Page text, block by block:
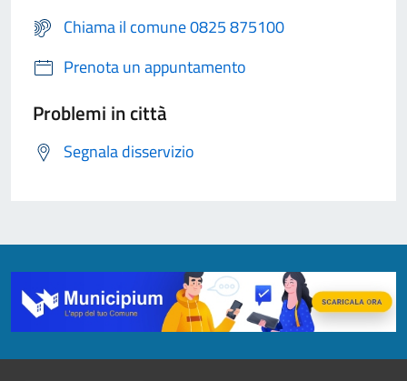
Chiama il comune 0825 875100
Prenota un appuntamento
Problemi in città
Segnala disservizio